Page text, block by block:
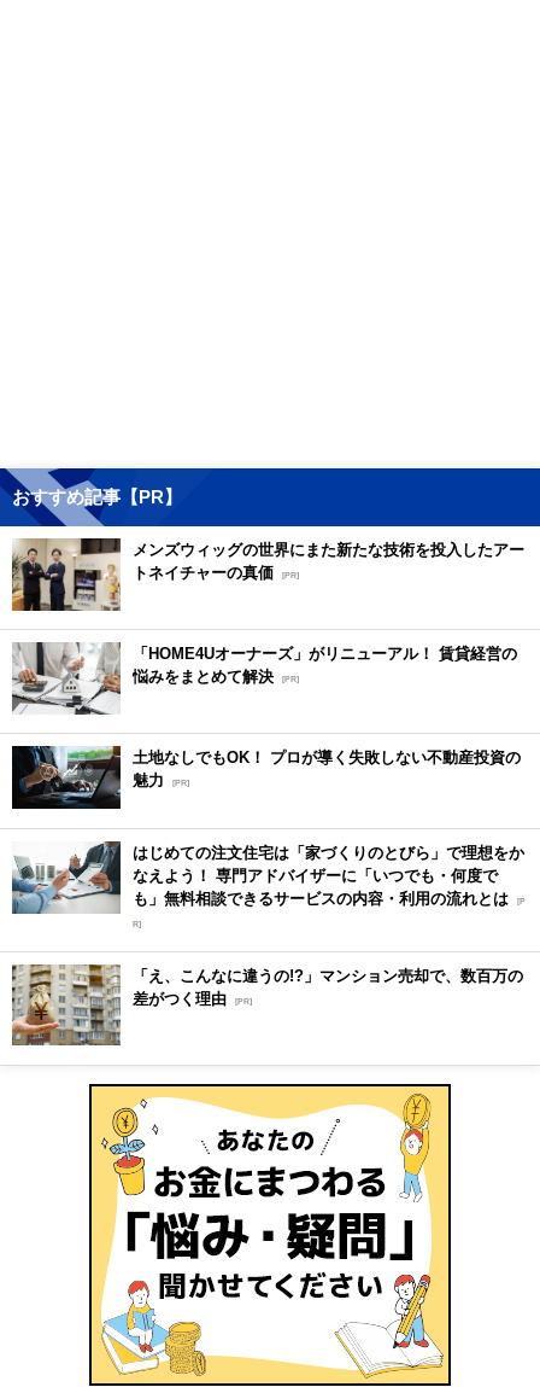
おすすめ記事【PR】
メンズウィッグの世界にまた新たな技術を投入したアー
トネイチャーの真価 [PR]
「HOME4Uオーナーズ」がリニューアル！ 賃貸経営の
悩みをまとめて解決 [PR]
土地なしでもOK！ プロが導く失敗しない不動産投資の
魅力
[PR]
はじめての注文住宅は「家づくりのとびら」で理想をか
なえよう！ 専門アドバイザーに「いつでも・何度で
も」無料相談できるサービスの内容・利用の流れとは [P
R]
「え、こんなに違うの!?」マンション売却で、数百万の
差がつく理由 [PR]